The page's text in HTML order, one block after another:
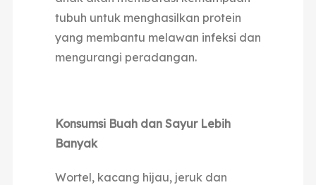
tubuh untuk menghasilkan protein
yang membantu melawan infeksi dan
mengurangi peradangan.
Konsumsi Buah dan Sayur Lebih
Banyak
Wortel, kacang hijau, jeruk dan